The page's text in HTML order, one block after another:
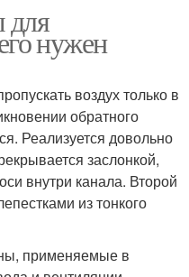
для
нужен
воздух только в
обратного
Реализуется довольно
заслонкой,
внутри канала. Второй
из тонкого
применяемые в